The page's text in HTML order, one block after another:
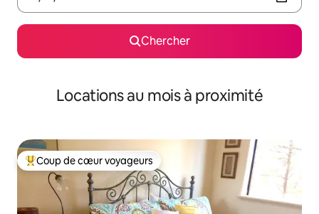
Chercher
Locations au mois à proximité
Coup de cœur voyageurs parmi les plus aimés
Coup de cœur voyageurs